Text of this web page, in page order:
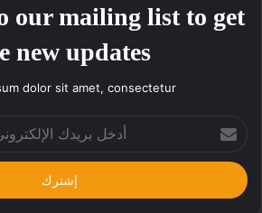
our mailing list to get
new updates!
dolor sit amet, consectetur.
بريدك
الإلكتروني